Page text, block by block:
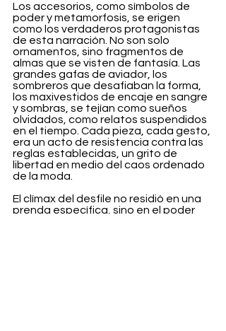
Los accesorios, como símbolos de
poder y metamorfosis, se erigen
como los verdaderos protagonistas
de esta narración. No son solo
ornamentos, sino fragmentos de
almas que se visten de fantasía. Las
grandes gafas de aviador, los
sombreros que desafiaban la forma,
los maxivestidos de encaje en sangre
y sombras, se tejían como sueños
olvidados, como relatos suspendidos
en el tiempo. Cada pieza, cada gesto,
era un acto de resistencia contra las
reglas establecidas, un grito de
libertad en medio del caos ordenado
de la moda.
El clímax del desfile no residió en una
prenda específica, sino en el poder